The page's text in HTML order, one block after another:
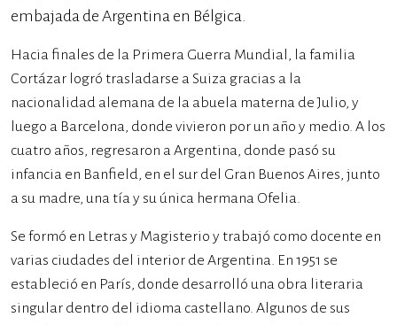
embajada de Argentina en Bélgica.
Hacia finales de la Primera Guerra Mundial, la familia
Cortázar logró trasladarse a Suiza gracias a la
nacionalidad alemana de la abuela materna de Julio, y
luego a Barcelona, donde vivieron por un año y medio. A los
cuatro años, regresaron a Argentina, donde pasó su
infancia en Banfield, en el sur del Gran Buenos Aires, junto
a su madre, una tía y su única hermana Ofelia.
Se formó en Letras y Magisterio y trabajó como docente en
varias ciudades del interior de Argentina. En 1951 se
estableció en París, donde desarrolló una obra literaria
singular dentro del idioma castellano. Algunos de sus